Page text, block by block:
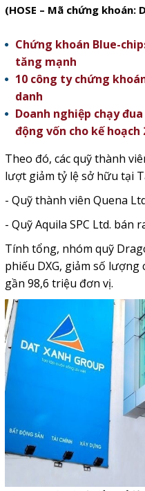
(HOSE – Mã chứng khoán:
Chứng khoán Blue-
tăng mạnh
10 công ty chứng
danh
Doanh nghiệp chạy
động vốn cho kế hoạch
Theo đó, các quỹ thành
lượt giảm tỷ lệ sở hữu tại
- Quỹ thành viên Quena
- Quỹ Aquila SPC Ltd. bán
Tính tổng, nhóm quỹ
phiếu DXG, giảm số
gần 98,6 triệu đơn vị.